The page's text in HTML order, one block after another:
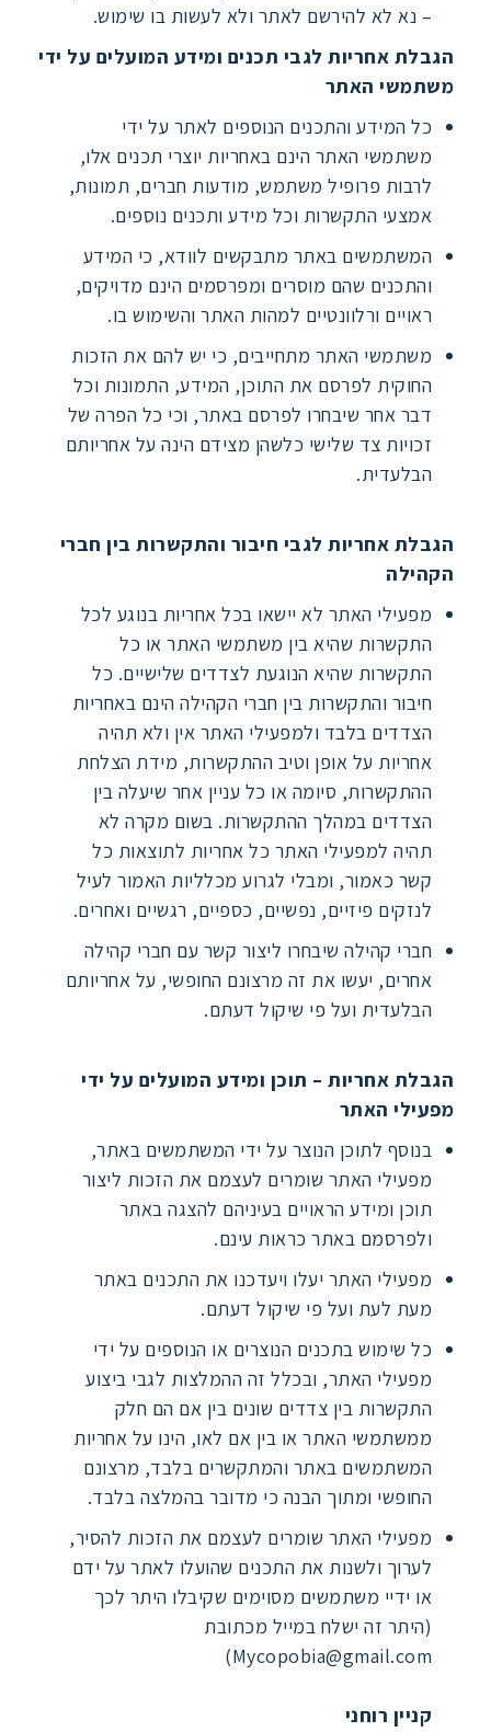
– נא לא להירשם לאתר ולא לעשות בו שימוש.
הגבלת אחריות לגבי תכנים ומידע המועלים על ידי
משתמשי האתר
כל המידע והתכנים הנוספים לאתר על ידי
משתמשי האתר הינם באחריות יוצרי תכנים אלו,
לרבות פרופיל משתמש, מודעות חברים, תמונות,
אמצעי התקשרות וכל מידע ותכנים נוספים.
המשתמשים באתר מתבקשים לוודא, כי המידע
והתכנים שהם מוסרים ומפרסמים הינם מדויקים,
ראויים ורלוונטיים למהות האתר והשימוש בו.
משתמשי האתר מתחייבים, כי יש להם את הזכות
החוקית לפרסם את התוכן, המידע, התמונות וכל
דבר אחר שיבחרו לפרסם באתר, וכי כל הפרה של
זכויות צד שלישי כלשהן מצידם הינה על אחריותם
הבלעדית.
הגבלת אחריות לגבי חיבור והתקשרות בין חברי
הקהילה
מפעילי האתר לא יישאו בכל אחריות בנוגע לכל
התקשרות שהיא בין משתמשי האתר או כל
התקשרות שהיא הנוגעת לצדדים שלישיים. כל
חיבור והתקשרות בין חברי הקהילה הינם באחריות
הצדדים בלבד ולמפעילי האתר אין ולא תהיה
אחריות על אופן וטיב ההתקשרות, מידת הצלחת
ההתקשרות, סיומה או כל עניין אחר שיעלה בין
הצדדים במהלך ההתקשרות. בשום מקרה לא
תהיה למפעילי האתר כל אחריות לתוצאות כל
קשר כאמור, ומבלי לגרוע מכלליות האמור לעיל
לנזקים פיזיים, נפשיים, כספיים, רגשיים ואחרים.
חברי קהילה שיבחרו ליצור קשר עם חברי קהילה
אחרים, יעשו את זה מרצונם החופשי, על אחריותם
הבלעדית ועל פי שיקול דעתם.
הגבלת אחריות – תוכן ומידע המועלים על ידי
מפעילי האתר
בנוסף לתוכן הנוצר על ידי המשתמשים באתר,
מפעילי האתר שומרים לעצמם את הזכות ליצור
תוכן ומידע הראויים בעיניהם להצגה באתר
ולפרסמם באתר כראות עינם.
מפעילי האתר יעלו ויעדכנו את התכנים באתר
מעת לעת ועל פי שיקול דעתם.
כל שימוש בתכנים הנוצרים או הנוספים על ידי
מפעילי האתר, ובכלל זה ההמלצות לגבי ביצוע
התקשרות בין צדדים שונים בין אם הם חלק
ממשתמשי האתר או בין אם לאו, הינו על אחריות
המשתמשים באתר והמתקשרים בלבד, מרצונם
החופשי ומתוך הבנה כי מדובר בהמלצה בלבד.
מפעילי האתר שומרים לעצמם את הזכות להסיר,
לערוך ולשנות את התכנים שהועלו לאתר על ידם
או ידיי משתמשים מסוימים שקיבלו היתר לכך
(היתר זה ישלח במייל מכתובת
Mycopobia@gmail.com
)
קניין רוחני